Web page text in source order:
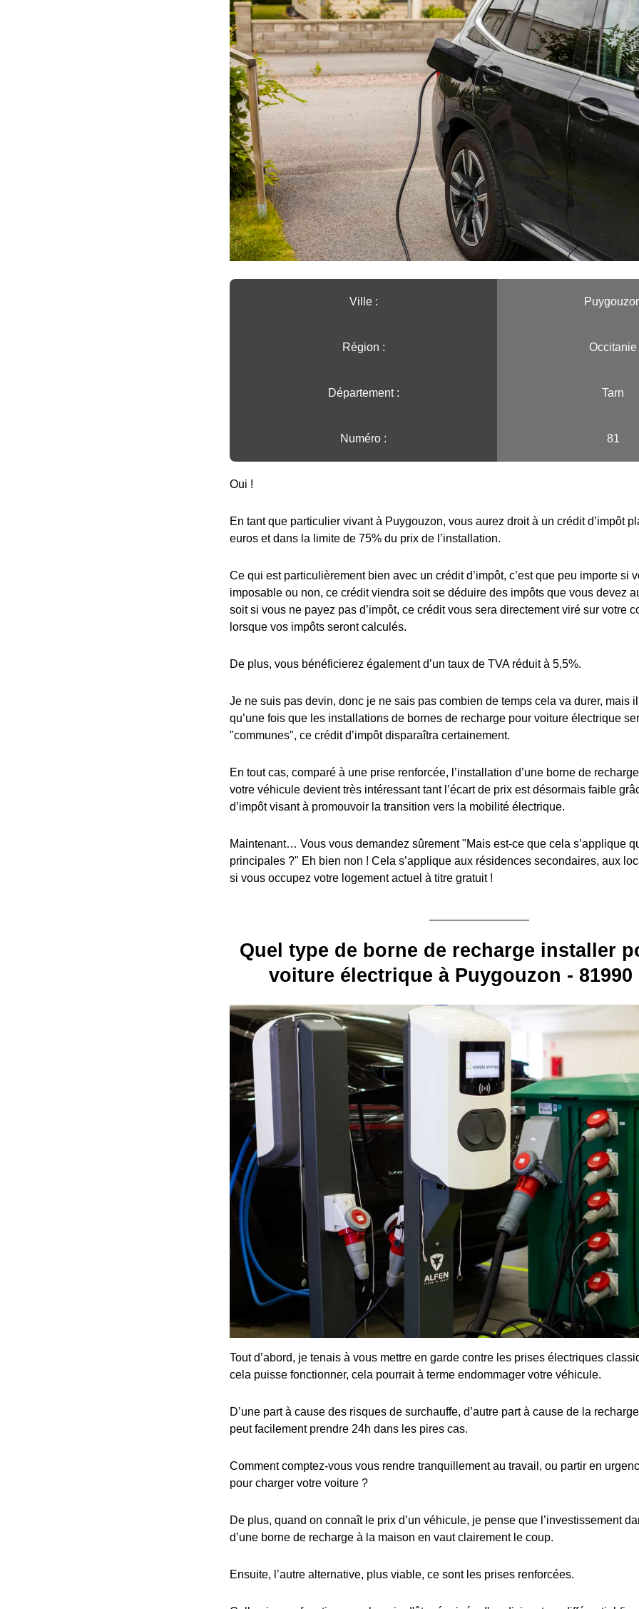
Ville :️
Région :️ Occitanie
Département : Tarn
Numéro : 81
Oui !
En tant que particulier vivant à Puygouzon, vous aurez droit à un crédit d’impôt
euros et dans la limite de 75% du prix de l’installation.
Ce qui est particulièrement bien avec un crédit d’impôt, c’est que peu importe si
imposable ou non, ce crédit viendra soit se déduire des impôts que vous devez
soit si vous ne payez pas d’impôt, ce crédit vous sera directement viré sur votre
lorsque vos impôts seront calculés.
De plus, vous bénéficierez également d’un taux de TVA réduit à 5,5%.
Je ne suis pas devin, donc je ne sais pas combien de temps cela va durer, mais
qu’une fois que les installations de bornes de recharge pour voiture électrique
"communes", ce crédit d’impôt disparaîtra certainement.
En tout cas, comparé à une prise renforcée, l’installation d’une borne de
votre véhicule devient très intéressant tant l’écart de prix est désormais faible
d’impôt visant à promouvoir la transition vers la mobilité électrique.
Maintenant… Vous vous demandez sûrement "Mais est-ce que cela s’applique
principales ?" Eh bien non ! Cela s’applique aux résidences secondaires, aux
si vous occupez votre logement actuel à titre gratuit !
Quel type de borne de recharge installer
voiture électrique à Puygouzon - 81990
Tout d’abord, je tenais à vous mettre en garde contre les prises électriques
cela puisse fonctionner, cela pourrait à terme endommager votre véhicule.
D’une part à cause des risques de surchauffe, d’autre part à cause de la
peut facilement prendre 24h dans les pires cas.
Comment comptez-vous vous rendre tranquillement au travail, ou partir en
pour charger votre voiture ?
De plus, quand on connaît le prix d’un véhicule, je pense que l’investissement
d’une borne de recharge à la maison en vaut clairement le coup.
Ensuite, l’autre alternative, plus viable, ce sont les prises renforcées.